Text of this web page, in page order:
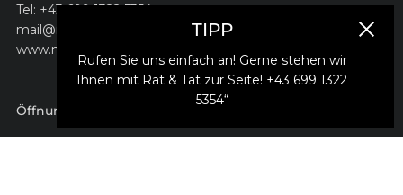
Tel: +43 699 1322 5354
mail@moebelwerk.at
www.moebelwerk.at
Öffnungszeiten
TIPP
Rufen Sie uns einfach an! Gerne stehen wir
Ihnen mit Rat & Tat zur Seite! +43 699 1322
5354“